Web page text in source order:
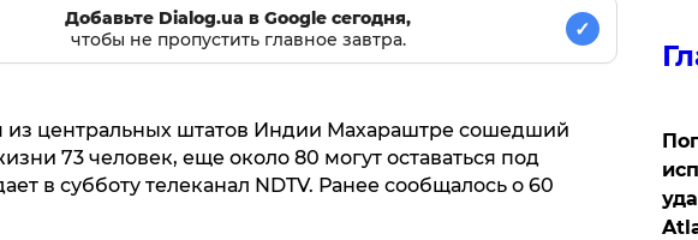
Добавьте Dialog.ua в Google сегодня,
чтобы не пропустить главное завтра.
✓
из центральных штатов Индии Махараштре сошедший
73 человек, еще около 80 могут оставаться под
в субботу телеканал NDTV. Ранее сообщалось о 60